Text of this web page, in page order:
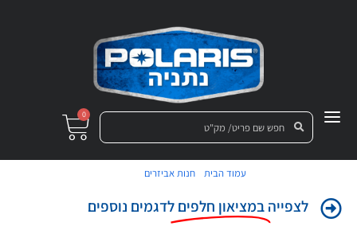
0
עמוד הבית חנות אביזרים
לצפייהבמציאון חלפים לדגמים נוספים